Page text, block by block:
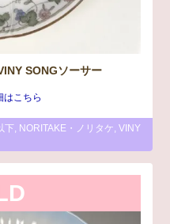
SONGソーサー
はこちら
下 NORITAKE・ノリタケ ,VINY